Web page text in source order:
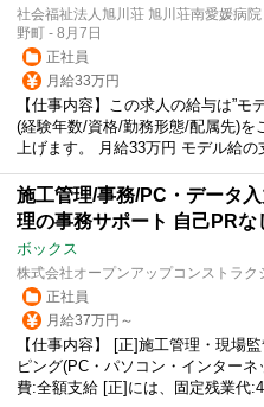
社会福祉法人旭川荘 旭川荘南愛媛病
野町 - 8月7日
正社員
月給33万円
【仕事内容】この求人の給与は”
(経験年数/資格/勤務形態/配属先)を
上げます。 月給33万円 モデル給の
施工管理/事務/PC・データ
理の事務サポート 自己PRな
ボックス
株式会社オープンアップコンストラク
正社員
月給37万円～
【仕事内容】 [正]施工管理・現場
ピング(PC・パソコン・インター
費:全額支給 [正]には、固定残業代